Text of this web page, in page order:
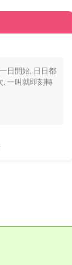
日開始, 日日都
, 一叫就即刻轉